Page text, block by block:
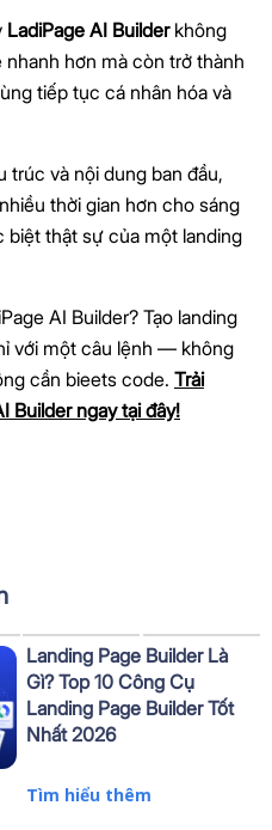
LadiPage AI Builderkhông
hơn mà còn trở thành
tiếp tục cá nhân hóa và
trúc và nội dung ban đầu,
thời gian hơn cho sáng
biệt thật sự của một landing
AI Builder? Tạo landing
với một câu lệnh — không
cần bieets code. Trải
Builder ngay tại đây!
Landing Page Builder Là
Gì? Top 10 Công Cụ
Landing Page Builder Tốt
Nhất 2026
Tìm hiểu thêm